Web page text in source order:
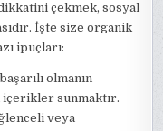
çekmek, sosyal
İşte size organik
ipuçları:
olmanın
sunmaktır.
veya